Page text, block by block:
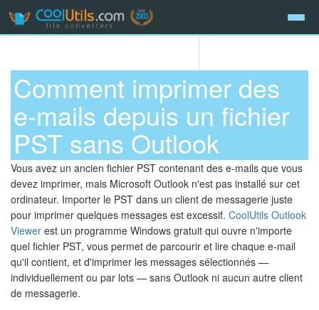
Comment imprimer des
e-mails depuis un fichier
PST sans Outlook
Vous avez un ancien fichier PST contenant des e-mails que vous
devez imprimer, mais Microsoft Outlook n'est pas installé sur cet
ordinateur. Importer le PST dans un client de messagerie juste
pour imprimer quelques messages est excessif. CoolUtils Outlook
Viewer est un programme Windows gratuit qui ouvre n'importe
quel fichier PST, vous permet de parcourir et lire chaque e-mail
qu'il contient, et d'imprimer les messages sélectionnés —
individuellement ou par lots — sans Outlook ni aucun autre client
de messagerie.